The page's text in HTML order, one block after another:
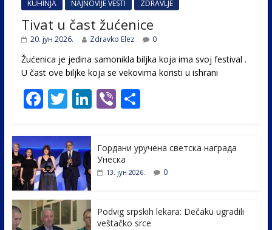
KUHINJA NAJNOVIJE VESTI ZDRAVLJE
Tivat u čast žućenice
20. јун 2026. Zdravko Elez 0
Žućenica je jedina samonikla biljka koja ima svoj festival .
U čast ovе biljke koja se vekovima koristi u ishrani
F
e
b
o
o
k
T
itt
er
Li
e
dI
Vi S
e
Гордани уручена светска награда
Унеска
13. јун 2026. 0
Podvig srpskih lekara: Dečaku ugradili
veštačko srce